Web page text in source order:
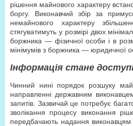
рішення майнового характеру
боргу. Виконавчий збір за
немайнового характеру
стягуватимуть у розмірі двох
боржника — фізичної особи і в
мінімумів з боржника — юридичної
Інформація стане
Чинний нині порядок розшуку
направленні державним
запитів. Зазвичай це потребує
зволікання процесу виконання
передбачають надання виконавцям